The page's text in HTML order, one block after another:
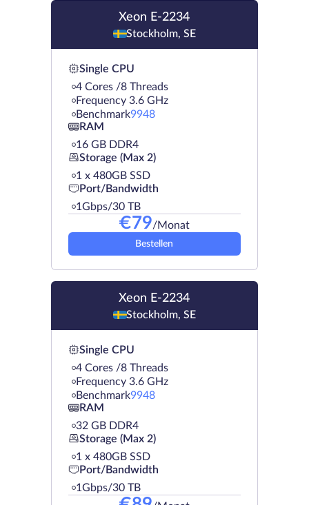
Xeon E-2234
Stockholm, SE
Single CPU
4 Cores /8 Threads
Frequency 3.6 GHz
Benchmark9948
RAM
16 GB DDR4
Storage (Max 2)
1 х 480GB SSD
Port/Bandwidth
1Gbps/30 TB
€79/Monat
Bestellen
Xeon E-2234
Stockholm, SE
Single CPU
4 Cores /8 Threads
Frequency 3.6 GHz
Benchmark9948
RAM
32 GB DDR4
Storage (Max 2)
1 х 480GB SSD
Port/Bandwidth
1Gbps/30 TB